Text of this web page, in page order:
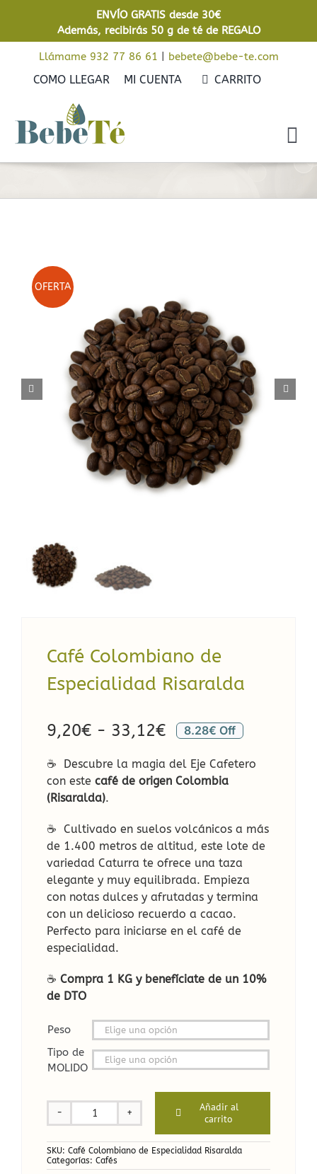
ENVÍO GRATIS desde 30€
Además, recibirás 50 g de té de REGALO
Llámame 932 77 86 61 bebete@bebe-te.com
COMO LLEGAR MI CUENTA CARRITO
Infusiones
Complementos
Delicias
Talleres
El Blog de Bebe-Té
Sobre nosotros
Carrito
OFERTA
Café Colombiano de
Especialidad Risaralda
9,20€ - 33,12€Rango
precios:
9,20€
hasta
33,12€
8.28€ Off
☕ Descubre la magia del Eje Cafetero
con este café de origen Colombia
(Risaralda).
☕ Cultivado en suelos volcánicos a más
de 1.400 metros de altitud, este lote de
variedad Caturra te ofrece una taza
elegante y muy equilibrada. Empieza
con notas dulces y afrutadas y termina
con un delicioso recuerdo a cacao.
Perfecto para iniciarse en el café de
especialidad.
☕ Compra 1 KG y benefíciate de un 10%
de DTO
Peso

Tipo de
MOLIDO
Café
de
Especialidad
Añadir al
carrito
SKU: Café Colombiano de Especialidad Risaralda
Categorías: Cafés